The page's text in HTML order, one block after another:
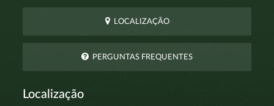
LOCALIZAÇÃO
PERGUNTAS FREQUENTES
Localização